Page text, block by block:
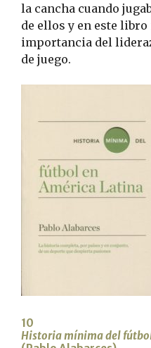
la cancha cuando
de ellos y en este
importancia del
de juego.
10
Historia mínima del